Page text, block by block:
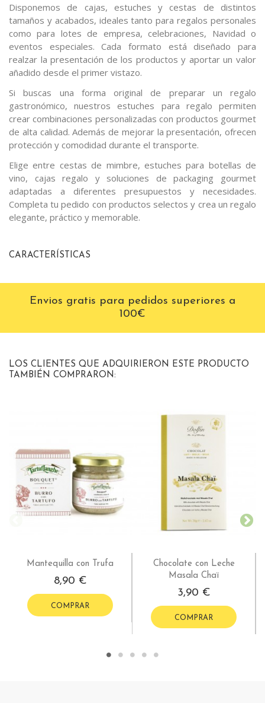
Disponemos de cajas, estuches y cestas de distintos
tamaños y acabados, ideales tanto para regalos personales
como para lotes de empresa, celebraciones, Navidad o
eventos especiales. Cada formato está diseñado para
realzar la presentación de los productos y aportar un valor
añadido desde el primer vistazo.
Si buscas una forma original de preparar un regalo
gastronómico, nuestros estuches para regalo permiten
crear combinaciones personalizadas con productos gourmet
de alta calidad. Además de mejorar la presentación, ofrecen
protección y comodidad durante el transporte.
Elige entre cestas de mimbre, estuches para botellas de
vino, cajas regalo y soluciones de packaging gourmet
adaptadas a diferentes presupuestos y necesidades.
Completa tu pedido con productos selectos y crea un regalo
elegante, práctico y memorable.
CARACTERÍSTICAS
Envios gratis para pedidos superiores a
100€
LOS CLIENTES QUE ADQUIRIERON ESTE PRODUCTO
TAMBIÉN COMPRARON:
Mantequilla con Trufa
8,90 €
COMPRAR
Chocolate con Leche
Masala Chaï
3,90 €
COMPRAR